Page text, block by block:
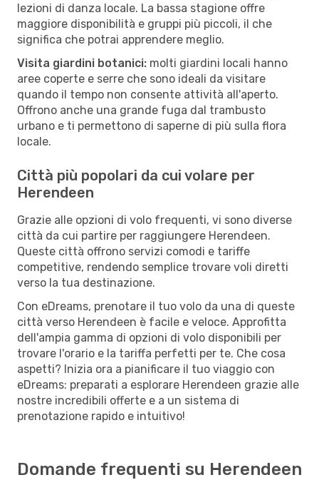
lezioni di danza locale. La bassa stagione offre
maggiore disponibilità e gruppi più piccoli, il che
significa che potrai apprendere meglio.
Visita giardini botanici: molti giardini locali hanno
aree coperte e serre che sono ideali da visitare
quando il tempo non consente attività all'aperto.
Offrono anche una grande fuga dal trambusto
urbano e ti permettono di saperne di più sulla flora
locale.
Città più popolari da cui volare per
Herendeen
Grazie alle opzioni di volo frequenti, vi sono diverse
città da cui partire per raggiungere Herendeen.
Queste città offrono servizi comodi e tariffe
competitive, rendendo semplice trovare voli diretti
verso la tua destinazione.
Con eDreams, prenotare il tuo volo da una di queste
città verso Herendeen è facile e veloce. Approfitta
dell'ampia gamma di opzioni di volo disponibili per
trovare l'orario e la tariffa perfetti per te. Che cosa
aspetti? Inizia ora a pianificare il tuo viaggio con
eDreams: preparati a esplorare Herendeen grazie alle
nostre incredibili offerte e a un sistema di
prenotazione rapido e intuitivo!
Domande frequenti su Herendeen